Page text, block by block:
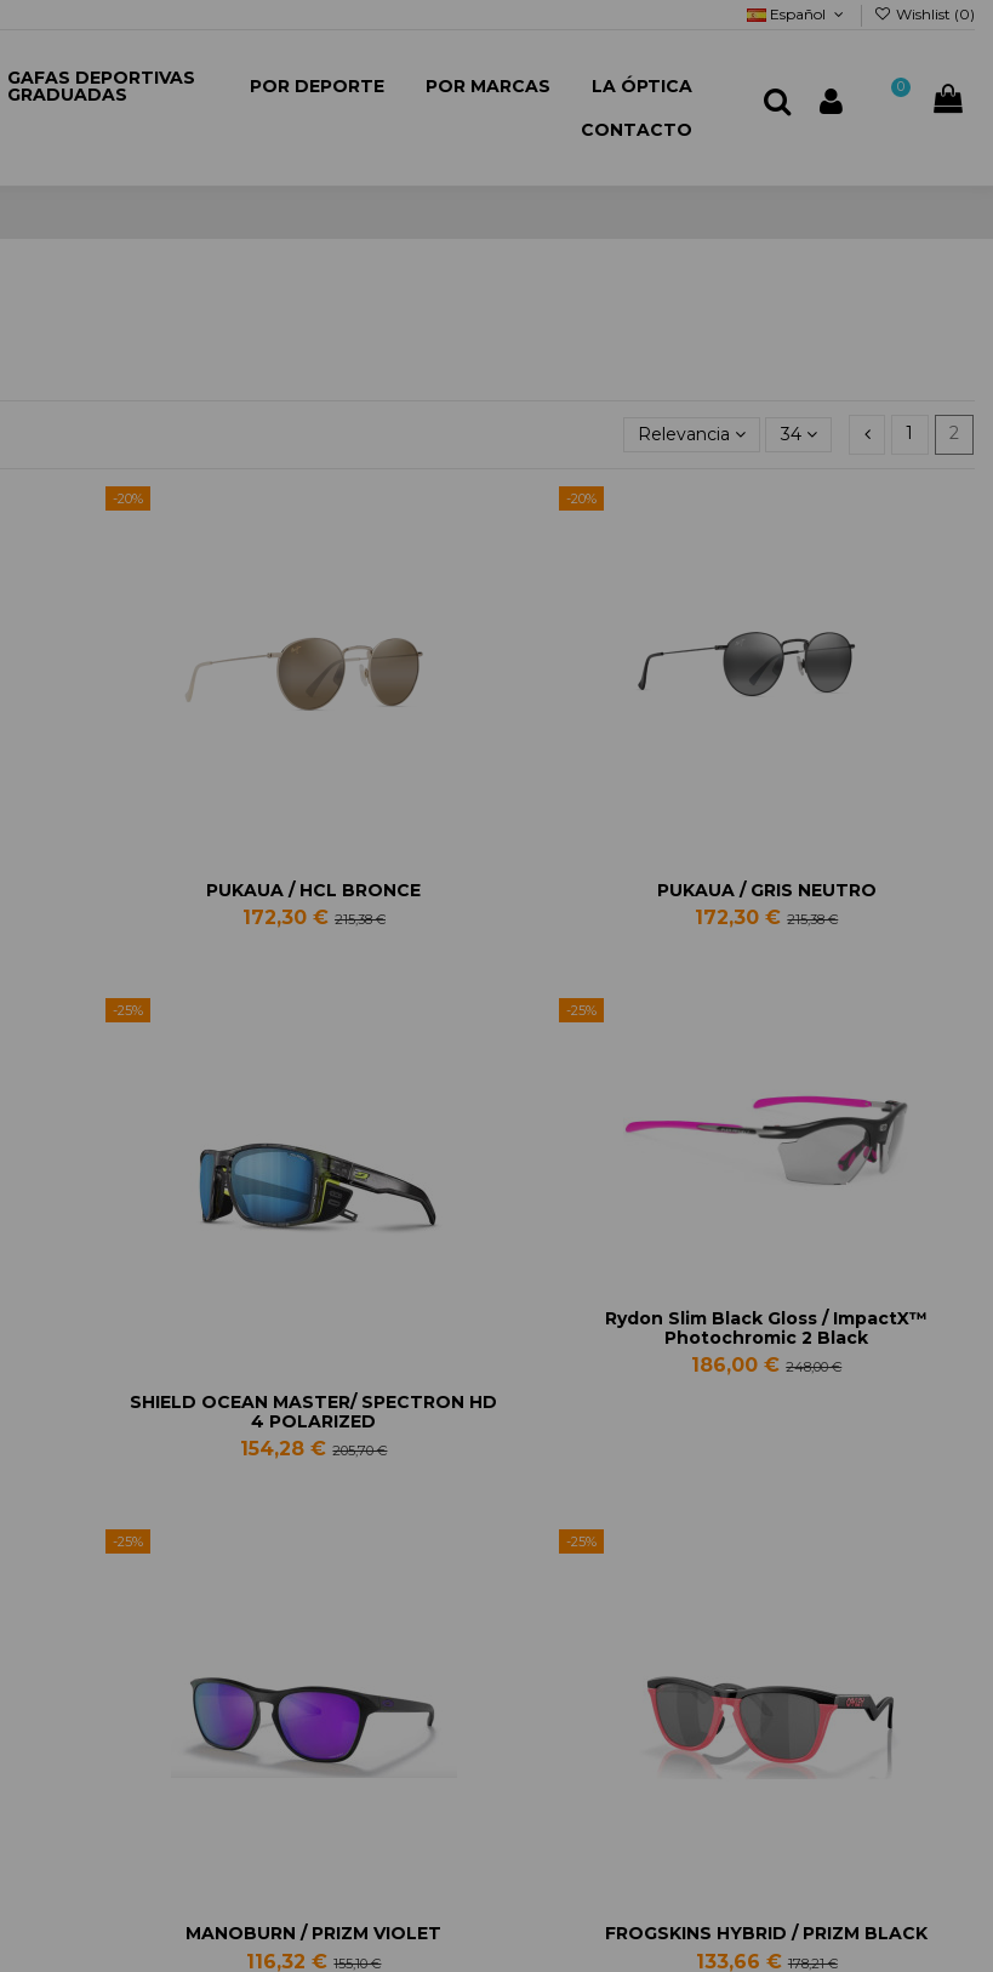
Español Wishlist (0)
GAFAS DEPORTIVAS
GRADUADAS POR DEPORTE POR MARCAS
LA ÓPTICA
CONTACTO
0
Relevancia 34 1 2
-20%
PUKAUA / HCL BRONCE
172,30 € 215,38 €
-20%
PUKAUA / GRIS NEUTRO
172,30 €215,38 €
-25%
SHIELD OCEAN MASTER/ SPECTRON HD
4 POLARIZED
154,28 €205,70 €
-25%
Rydon Slim Black Gloss / ImpactX™
Photochromic 2 Black
186,00 €248,00 €
-25%
MANOBURN / PRIZM VIOLET
116,32 €155,10 €
-25%
FROGSKINS HYBRID / PRIZM BLACK
133,66 €178,21 €